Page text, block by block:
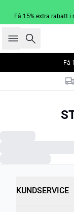
Få 15% extra rabatt i
Sök
Få
KUNDSERVICE